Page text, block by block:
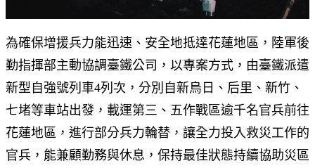
為確保增援兵力能迅速、安全地抵達花蓮地區，陸軍後
勤指揮部主動協調臺鐵公司，以專案方式，由臺鐵派遣
新型自強號列車4列次，分別自新烏日、后里、新竹、
七堵等車站出發，載運第三、五作戰區逾千名官兵前往
花蓮地區，進行部分兵力輪替，讓全力投入救災工作的
官兵，能兼顧勤務與休息，保持最佳狀態持續協助災區